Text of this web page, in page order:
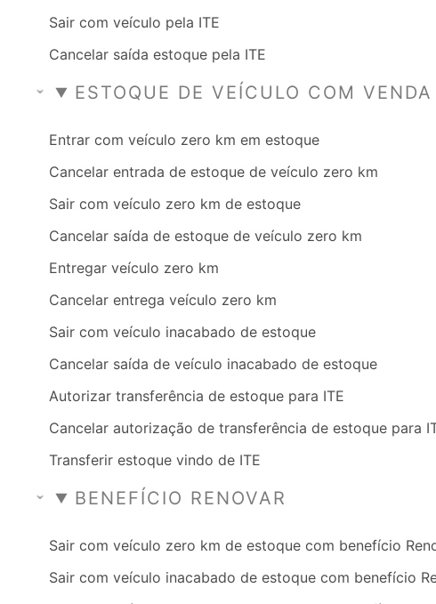
Sair com veículo pela ITE
Cancelar saída estoque pela ITE
ESTOQUE DE VEÍCULO COM VENDA
Entrar com veículo zero km em estoque
Cancelar entrada de estoque de veículo zero km
Sair com veículo zero km de estoque
Cancelar saída de estoque de veículo zero km
Entregar veículo zero km
Cancelar entrega veículo zero km
Sair com veículo inacabado de estoque
Cancelar saída de veículo inacabado de estoque
Autorizar transferência de estoque para ITE
Cancelar autorização de transferência de estoque para
Transferir estoque vindo de ITE
BENEFÍCIO RENOVAR
Sair com veículo zero km de estoque com benefício
Sair com veículo inacabado de estoque com benefício